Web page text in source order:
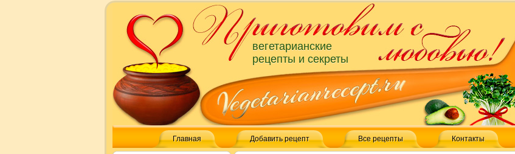
вегетарианские
рецепты и секреты
Главная Добавить рецепт Все рецепты Контакты